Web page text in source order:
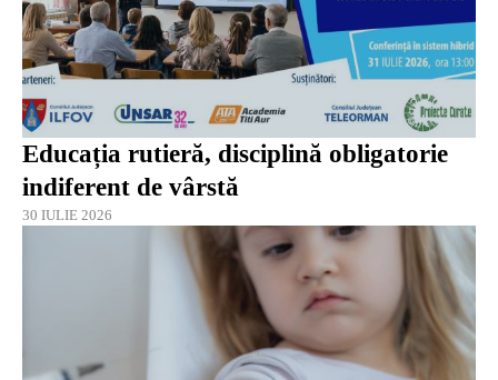
Educația rutieră, disciplină obligatorie
indiferent de vârstă
30 IULIE 2026